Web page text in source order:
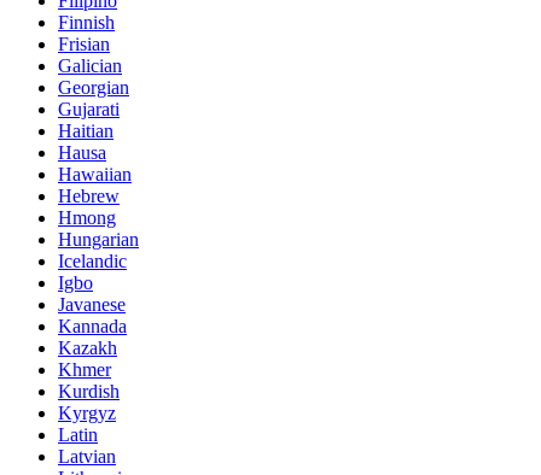
Finnish
Frisian
Galician
Georgian
Gujarati
Haitian
Hausa
Hawaiian
Hebrew
Hmong
Hungarian
Icelandic
Igbo
Javanese
Kannada
Kazakh
Khmer
Kurdish
Kyrgyz
Latin
Latvian